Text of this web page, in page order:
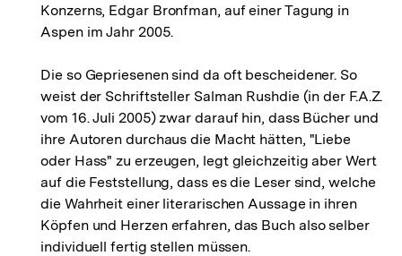
Konzerns, Edgar Bronfman, auf einer Tagung in
Aspen im Jahr 2005.
Die so Gepriesenen sind da oft bescheidener. So
weist der Schriftsteller Salman Rushdie (in der F.A.Z.
vom 16. Juli 2005) zwar darauf hin, dass Bücher und
ihre Autoren durchaus die Macht hätten, "Liebe
oder Hass" zu erzeugen, legt gleichzeitig aber Wert
auf die Feststellung, dass es die Leser sind, welche
die Wahrheit einer literarischen Aussage in ihren
Köpfen und Herzen erfahren, das Buch also selber
individuell fertig stellen müssen.